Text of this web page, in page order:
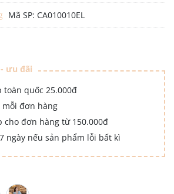
Mã SP: CA010010EL
ưu đãi
toàn quốc 25.000đ
mỗi đơn hàng
cho đơn hàng từ 150.000đ
ngày nếu sản phẩm lỗi bất kì